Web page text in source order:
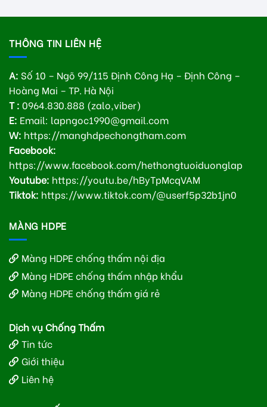
THÔNG TIN LIÊN HỆ
A: Số 10 – Ngõ 99/115 Định Công Hạ – Định Công –
Hoàng Mai – TP. Hà Nội
T : 0964.830.888 (zalo,viber)
E: Email: lapngoc1990@gmail.com
W: https://manghdpechongtham.com
Facebook:
https://www.facebook.com/hethongtuoiduonglap
Youtube: https://youtu.be/hByTpMcqVAM
Tiktok: https://www.tiktok.com/@userf5p32b1jn0
MÀNG HDPE
Màng HDPE chống thấm nội địa
Màng HDPE chống thấm nhập khẩu
Màng HDPE chống thấm giá rẻ
Dịch vụ Chống Thấm
Tin tức
Giới thiệu
Liên hệ